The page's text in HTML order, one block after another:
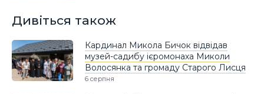
Дивіться також
Кардинал Микола Бичок відвідав
музей-садибу ієромонаха Миколи
Волосянка та громаду Старого Лисця
6 серпня